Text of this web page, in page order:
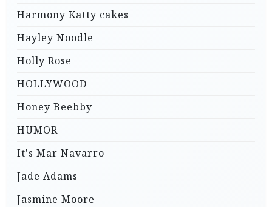
Harmony Katty cakes
Hayley Noodle
Holly Rose
HOLLYWOOD
Honey Beebby
HUMOR
It's Mar Navarro
Jade Adams
Jasmine Moore